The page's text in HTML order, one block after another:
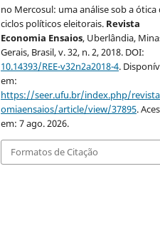
no Mercosul: uma análise sob a ótica
ciclos políticos eleitorais. Revista
Economia Ensaios, Uberlândia,
Gerais, Brasil, v. 32, n. 2, 2018. DOI:
10.14393/REE-v32n2a2018-4.
em:
https://seer.ufu.br/index.php/
omiaensaios/article/view/37895.
em: 7 ago. 2026.
Formatos de Citação